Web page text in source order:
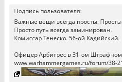
Подпись пользователя:
Важные вещи всегда просты.
Просто путь всегда заминирован.
Комиссар Тенеско. 56-ой Кадийский.
Офицер Арбитрес в 31-ом
www.warhammergames.ru/forum/38-